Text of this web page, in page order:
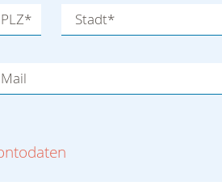
PLZ* Stadt*
Mail